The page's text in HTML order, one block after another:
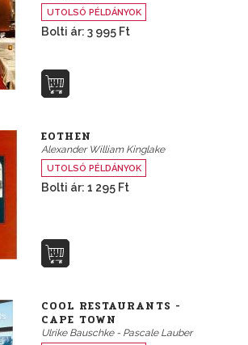
UTOLSÓ PÉLDÁNYOK
Bolti ár: 3 995 Ft
EOTHEN
Alexander William Kinglake
UTOLSÓ PÉLDÁNYOK
Bolti ár: 1 295 Ft
COOL RESTAURANTS -
CAPE TOWN
Ulrike Bauschke - Pascale Lauber